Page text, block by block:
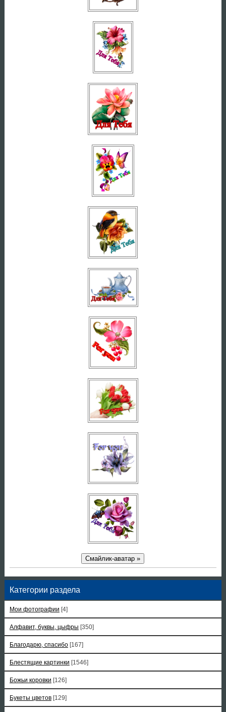
Смайлик-аватар »
Категории раздела
Мои фотографии [4]
Алфавит, буквы, цыфры [350]
Благодарю, спасибо [167]
Блестящие картинки [1546]
Божьи коровки [126]
Букеты цветов [129]